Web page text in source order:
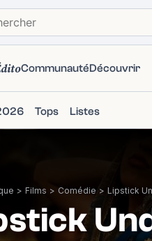
CommunautéDécouvrir
Tops Listes
> Films > Comédie > Lipstick